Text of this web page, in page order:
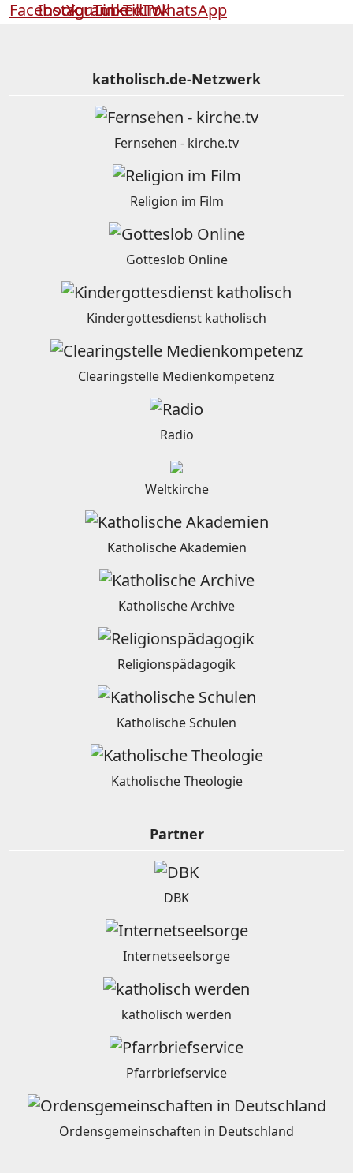
katholisch.de-Netzwerk
Fernsehen - kirche.tv
Religion im Film
Gotteslob Online
Kindergottesdienst katholisch
Clearingstelle Medienkompetenz
Radio
Weltkirche
Katholische Akademien
Katholische Archive
Religionspädagogik
Katholische Schulen
Katholische Theologie
Partner
DBK
Internetseelsorge
katholisch werden
Pfarrbriefservice
Ordensgemeinschaften in Deutschland